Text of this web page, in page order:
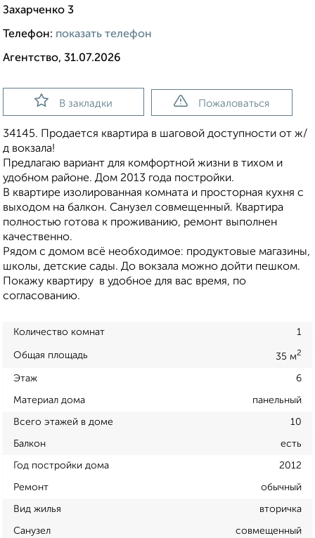
Захарченко 3
Телефон: показать телефон
Агентство, 31.07.2026
В закладки Пожаловаться
34145. Продается квартира в шаговой доступности от ж/
д вокзала!
Предлагаю вариант для комфортной жизни в тихом и
удобном районе. Дом 2013 года постройки.
В квартире изолированная комната и просторная кухня с
выходом на балкон. Санузел совмещенный. Квартира
полностью готова к проживанию, ремонт выполнен
качественно.
Рядом с домом всё необходимое: продуктовые магазины,
школы, детские сады. До вокзала можно дойти пешком.
Покажу квартиру в удобное для вас время, по
согласованию.
Количество комнат 1
Общая площадь 35 м2
Этаж 6
Материал дома панельный
Всего этажей в доме 10
Балкон есть
Год постройки дома 2012
Ремонт обычный
Вид жилья вторичка
Санузел совмещенный